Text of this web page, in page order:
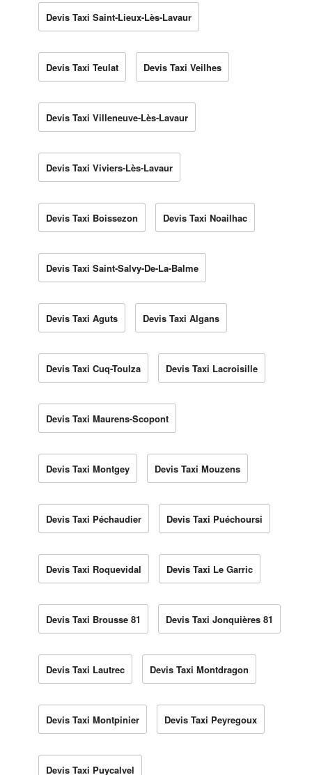
Devis Taxi Saint-Lieux-Lès-Lavaur
Devis Taxi Teulat Devis Taxi Veilhes
Devis Taxi Villeneuve-Lès-Lavaur
Devis Taxi Viviers-Lès-Lavaur
Devis Taxi Boissezon Devis Taxi Noailhac
Devis Taxi Saint-Salvy-De-La-Balme
Devis Taxi Aguts Devis Taxi Algans
Devis Taxi Cuq-Toulza Devis Taxi Lacroisille
Devis Taxi Maurens-Scopont
Devis Taxi Montgey Devis Taxi Mouzens
Devis Taxi Péchaudier Devis Taxi Puéchoursi
Devis Taxi Roquevidal Devis Taxi Le Garric
Devis Taxi Brousse 81 Devis Taxi Jonquières 81
Devis Taxi Lautrec Devis Taxi Montdragon
Devis Taxi Montpinier Devis Taxi Peyregoux
Devis Taxi Puycalvel